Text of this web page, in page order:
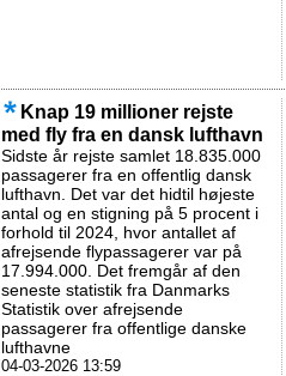
Knap 19 millioner rejste
med fly fra en dansk lufthavn
Sidste år rejste samlet 18.835.000
passagerer fra en offentlig dansk
lufthavn. Det var det hidtil højeste
antal og en stigning på 5 procent i
forhold til 2024, hvor antallet af
afrejsende flypassagerer var på
17.994.000. Det fremgår af den
seneste statistik fra Danmarks
Statistik over afrejsende
passagerer fra offentlige danske
lufthavne
04-03-2026 13:59